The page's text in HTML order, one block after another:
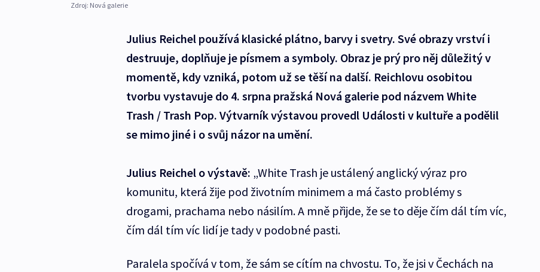
Zdroj: Nová galerie
Julius Reichel používá klasické plátno, barvy i svetry. Své obrazy vrství i
destruuje, doplňuje je písmem a symboly. Obraz je prý pro něj důležitý v
momentě, kdy vzniká, potom už se těší na další. Reichlovu osobitou
tvorbu vystavuje do 4. srpna pražská Nová galerie pod názvem White
Trash / Trash Pop. Výtvarník výstavou provedl Události v kultuře a podělil
se mimo jiné i o svůj názor na umění.
Julius Reichel o výstavě: „White Trash je ustálený anglický výraz pro
komunitu, která žije pod životním minimem a má často problémy s
drogami, prachama nebo násilím. A mně přijde, že se to děje čím dál tím víc,
čím dál tím víc lidí je tady v podobné pasti.
Paralela spočívá v tom, že sám se cítím na chvostu. To, že jsi v Čechách na